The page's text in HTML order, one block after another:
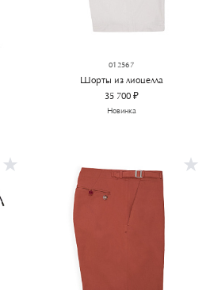
012567
Шорты из лиоцелла
35 700 ₽
Новинка